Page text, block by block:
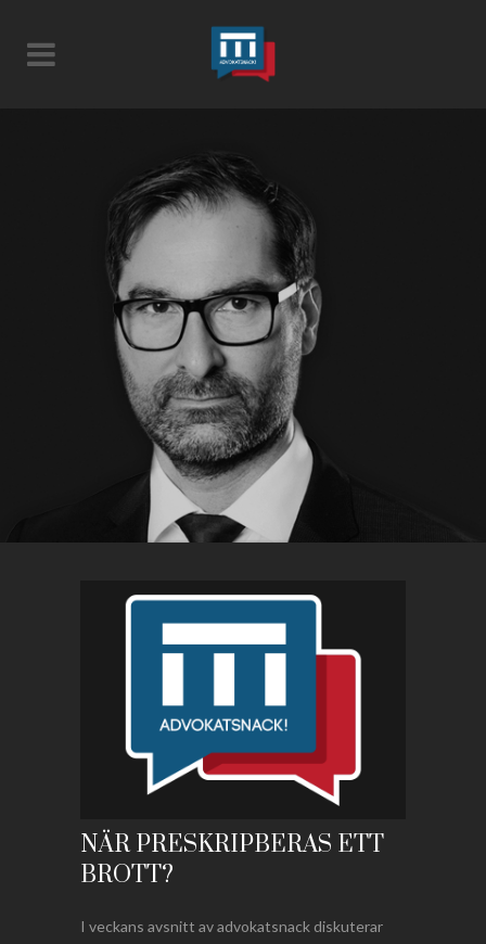
NÄR PRESKRIPBERAS ETT
BROTT?
I veckans avsnitt av advokatsnack diskuterar